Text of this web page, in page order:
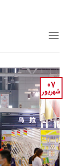
content
07
شهریور